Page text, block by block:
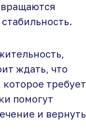
ждать, что
требует
помогут
и вернуть